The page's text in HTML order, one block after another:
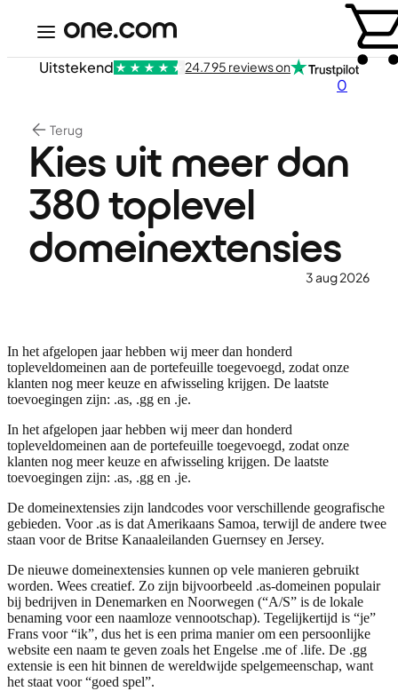
0
Uitstekend 24.795 reviews on
Terug
Kies uit meer dan
380 toplevel
domeinextensies
3 aug 2026
In het afgelopen jaar hebben wij meer dan honderd
topleveldomeinen aan de portefeuille toegevoegd, zodat onze
klanten nog meer keuze en afwisseling krijgen. De laatste
toevoegingen zijn: .as, .gg en .je.
In het afgelopen jaar hebben wij meer dan honderd
topleveldomeinen aan de portefeuille toegevoegd, zodat onze
klanten nog meer keuze en afwisseling krijgen. De laatste
toevoegingen zijn: .as, .gg en .je.
De domeinextensies zijn landcodes voor verschillende geografische
gebieden. Voor .as is dat Amerikaans Samoa, terwijl de andere twee
staan voor de Britse Kanaaleilanden Guernsey en Jersey.
De nieuwe domeinextensies kunnen op vele manieren gebruikt
worden. Wees creatief. Zo zijn bijvoorbeeld .as-domeinen populair
bij bedrijven in Denemarken en Noorwegen (“A/S” is de lokale
benaming voor een naamloze vennootschap). Tegelijkertijd is “je”
Frans voor “ik”, dus het is een prima manier om een persoonlijke
website een naam te geven zoals het Engelse .me of .life. De .gg
extensie is een hit binnen de wereldwijde spelgemeenschap, want
het staat voor “goed spel”.